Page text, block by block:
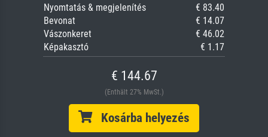
Nyomtatás & megjelenítés
€ 83.40
Bevonat
€ 14.07
Vászonkeret
€ 46.02
Képakasztó
€ 1.17
€ 144.67
(Enthält 27% MwSt.)
Kosárba helyezés